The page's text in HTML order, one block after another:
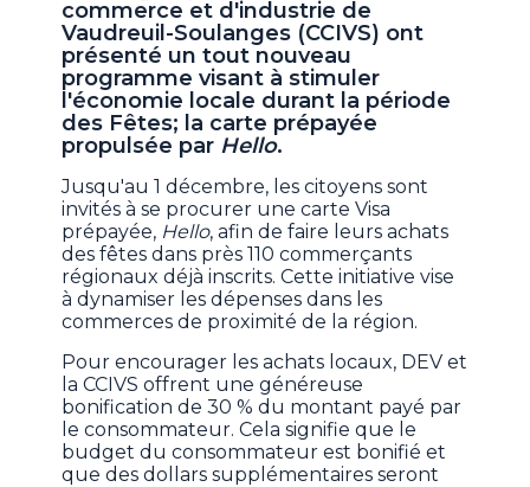
commerce et d'industrie de
Vaudreuil-Soulanges (CCIVS) ont
présenté un tout nouveau
programme visant à stimuler
l'économie locale durant la période
des Fêtes; la carte prépayée
propulsée par Hello.
Jusqu'au 1 décembre, les citoyens sont
invités à se procurer une carte Visa
prépayée, Hello, afin de faire leurs achats
des fêtes dans près 110 commerçants
régionaux déjà inscrits. Cette initiative vise
à dynamiser les dépenses dans les
commerces de proximité de la région.
Pour encourager les achats locaux, DEV et
la CCIVS offrent une généreuse
bonification de 30 % du montant payé par
le consommateur. Cela signifie que le
budget du consommateur est bonifié et
que des dollars supplémentaires seront